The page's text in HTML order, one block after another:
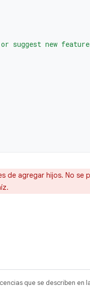
suggest new
de agregar hijos. No se
que se describen en